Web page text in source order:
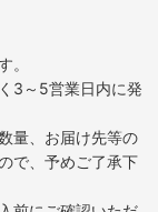
。
3～5営業日内に発
量、お届け先等の
で、予めご了承下